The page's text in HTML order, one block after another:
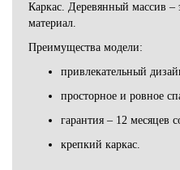
Каркас. Деревянный массив –
материал.
Преимущества модели:
привлекательный
просторное и ровное
гарантия – 12 месяцев
крепкий каркас.